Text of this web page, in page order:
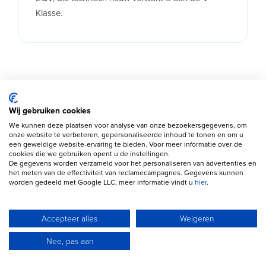
Klasse.
Generaties en jaargangen
De moderne Mercedes-Benz V-Klasse werd in
2014 geïntroduceerd als luxere opvolger van de
Viano. In 2019 kreeg het model een facelift met
vernieuwde bumpers, moderne
2024 volgde opnieuw een update met een
moderner interieur en meer digitale functies.
Voor occasionkopers zijn modellen vanaf 2019
Wij gebruiken cookies
We kunnen deze plaatsen voor analyse van onze bezoekersgegevens, om
onze website te verbeteren, gepersonaliseerde inhoud te tonen en om u
een geweldige website-ervaring te bieden. Voor meer informatie over de
cookies die we gebruiken opent u de instellingen.
De gegevens worden verzameld voor het personaliseren van advertenties en
het meten van de effectiviteit van reclamecampagnes. Gegevens kunnen
worden gedeeld met Google LLC, meer informatie vindt u hier.
Accepteer alles
Weigeren
Nee, pas aan